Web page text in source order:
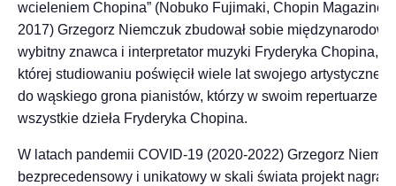
wcieleniem Chopina” (Nobuko Fujimaki, Chopin Magazine,
2017) Grzegorz Niemczuk zbudował sobie
wybitny znawca i interpretator muzyki Fryderyka Chopina,
której studiowaniu poświęcił wiele lat swojego
do wąskiego grona pianistów, którzy w swoim repertuarze
wszystkie dzieła Fryderyka Chopina.
W latach pandemii COVID-19 (2020-2022) Grzegorz
bezprecedensowy i unikatowy w skali świata projekt nagrań